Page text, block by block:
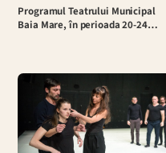
Programul Teatrului Municipal
Baia Mare, în perioada 20-24…